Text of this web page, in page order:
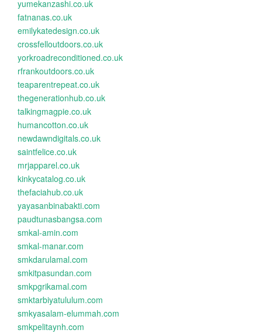
yumekanzashi.co.uk
fatnanas.co.uk
emilykatedesign.co.uk
crossfelloutdoors.co.uk
yorkroadreconditioned.co.uk
rfrankoutdoors.co.uk
teaparentrepeat.co.uk
thegenerationhub.co.uk
talkingmagpie.co.uk
humancotton.co.uk
newdawndigitals.co.uk
saintfelice.co.uk
mrjapparel.co.uk
kinkycatalog.co.uk
thefaciahub.co.uk
yayasanbinabakti.com
paudtunasbangsa.com
smkal-amin.com
smkal-manar.com
smkdarulamal.com
smkitpasundan.com
smkpgrikamal.com
smktarbiyatululum.com
smkyasalam-elummah.com
smkpelitaynh.com